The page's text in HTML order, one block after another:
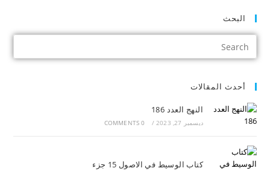
البحث
أحدث المقالات
النهج العدد 186
ديسمبر 27, 2023 /
0 COMMENTS
كتاب الوسيط في الاصول 15 جزء